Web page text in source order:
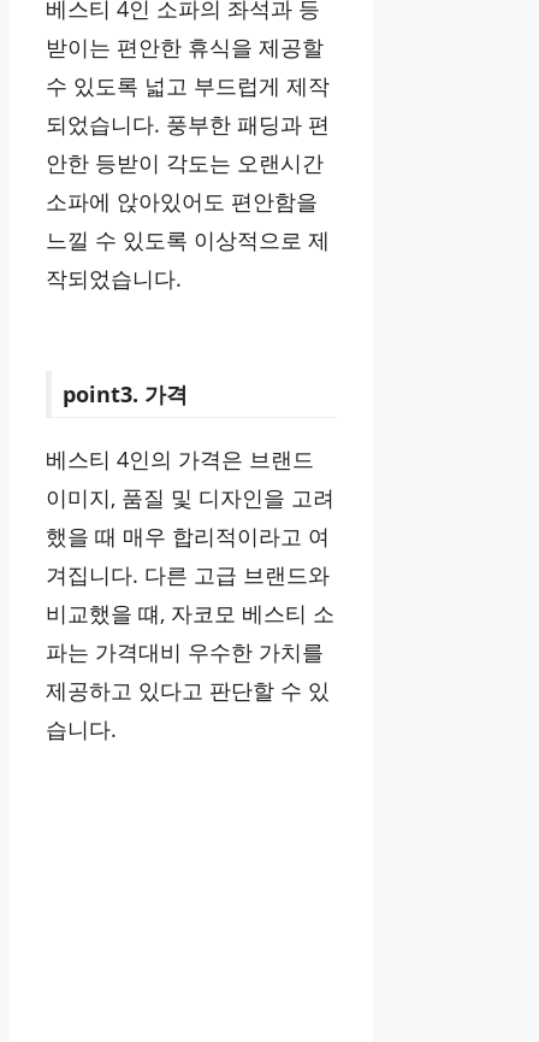
베스티 4인 소파의 좌석과 등
받이는 편안한 휴식을 제공할
수 있도록 넓고 부드럽게 제작
되었습니다. 풍부한 패딩과 편
안한 등받이 각도는 오랜시간
소파에 앉아있어도 편안함을
느낄 수 있도록 이상적으로 제
작되었습니다.
point3. 가격
베스티 4인의 가격은 브랜드
이미지, 품질 및 디자인을 고려
했을 때 매우 합리적이라고 여
겨집니다. 다른 고급 브랜드와
비교했을 떄, 자코모 베스티 소
파는 가격대비 우수한 가치를
제공하고 있다고 판단할 수 있
습니다.